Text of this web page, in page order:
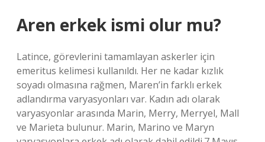
Aren erkek ismi olur mu?
Latince, görevlerini tamamlayan askerler için
emeritus kelimesi kullanıldı. Her ne kadar kızlık
soyadı olmasına rağmen, Maren’in farklı erkek
adlandırma varyasyonları var. Kadın adı olarak
varyasyonlar arasında Marin, Merry, Merryel, Mall
ve Marieta bulunur. Marin, Marino ve Maryn